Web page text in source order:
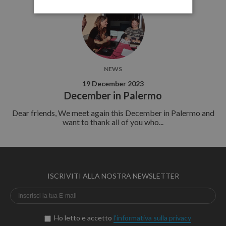
NEWS
19 December 2023
December in Palermo
Dear friends, We meet again this December in Palermo and
want to thank all of you who...
ISCRIVITI ALLA NOSTRA NEWSLETTER
Ho letto e accetto l'informativa sulla privacy